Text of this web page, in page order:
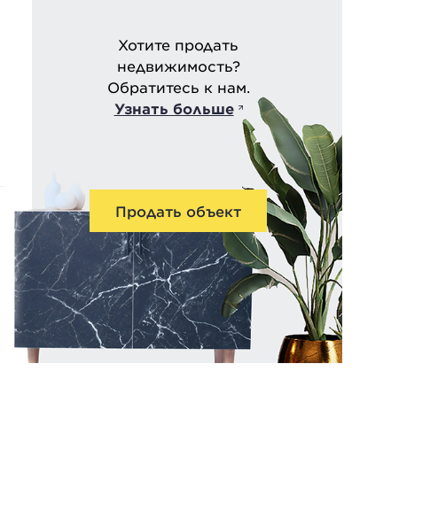
Хотите продать
недвижимость?
Обратитесь к нам.
Узнать больше
Продать объект